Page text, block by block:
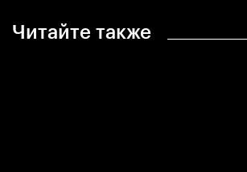
Читайте также